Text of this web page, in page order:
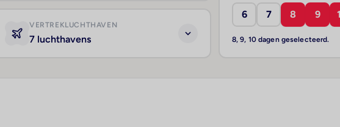
6 7 8 9
8, 9, 10 dagen geselecteerd.
VERTREKLUCHTHAVEN
7 luchthavens